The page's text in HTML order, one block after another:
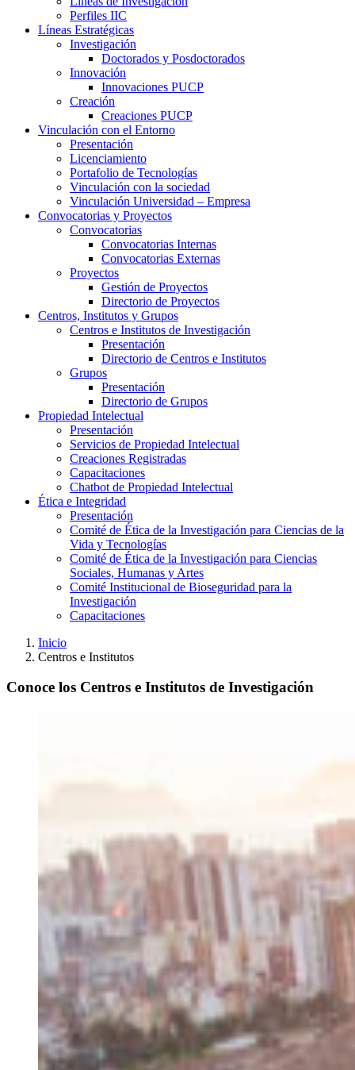
Perfiles IIC
Líneas Estratégicas
Investigación
Doctorados y Posdoctorados
Innovación
Innovaciones PUCP
Creación
Creaciones PUCP
Vinculación con el Entorno
Presentación
Licenciamiento
Portafolio de Tecnologías
Vinculación con la sociedad
Vinculación Universidad – Empresa
Convocatorias y Proyectos
Convocatorias
Convocatorias Internas
Convocatorias Externas
Proyectos
Gestión de Proyectos
Directorio de Proyectos
Centros, Institutos y Grupos
Centros e Institutos de Investigación
Presentación
Directorio de Centros e Institutos
Grupos
Presentación
Directorio de Grupos
Propiedad Intelectual
Presentación
Servicios de Propiedad Intelectual
Creaciones Registradas
Capacitaciones
Chatbot de Propiedad Intelectual
Ética e Integridad
Presentación
Comité de Ética de la Investigación para Ciencias de la
Vida y Tecnologías
Comité de Ética de la Investigación para Ciencias
Sociales, Humanas y Artes
Comité Institucional de Bioseguridad para la
Investigación
Capacitaciones
Inicio
Centros e Institutos
Conoce los Centros e Institutos de Investigación